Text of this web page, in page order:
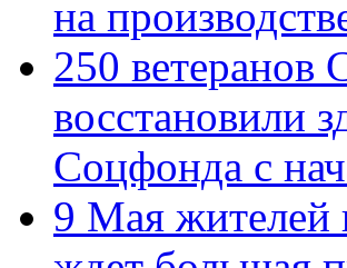
на
250 ветеранов
восстановили
Соцфонда с
9 Мая жителей